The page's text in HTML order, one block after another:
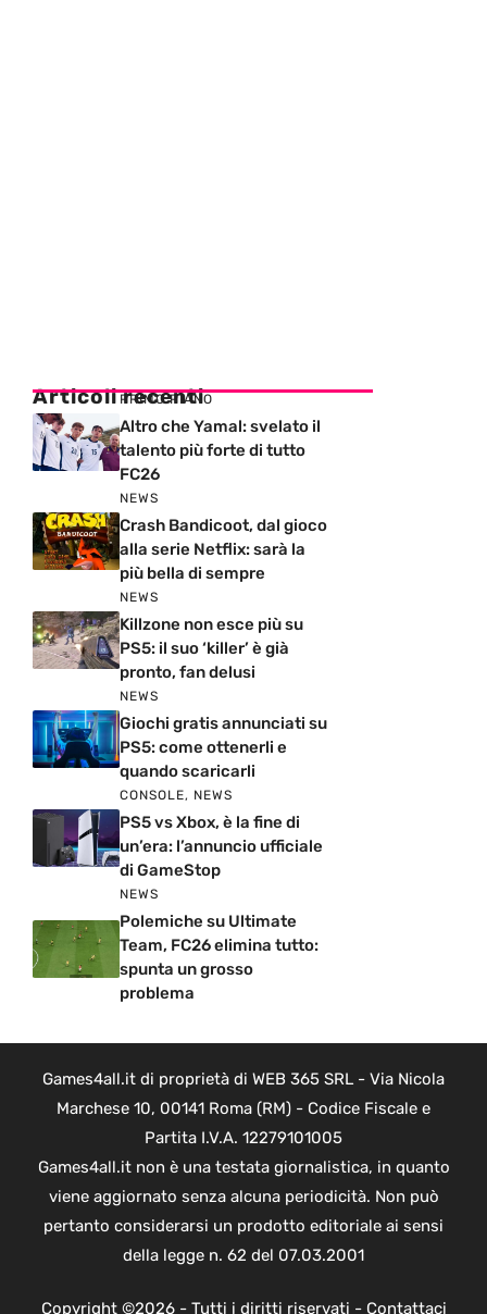
Articoli recenti
PRIMO PIANO
Altro che Yamal: svelato il
talento più forte di tutto
FC26
NEWS
Crash Bandicoot, dal gioco
alla serie Netflix: sarà la
più bella di sempre
NEWS
Killzone non esce più su
PS5: il suo ‘killer’ è già
pronto, fan delusi
NEWS
Giochi gratis annunciati su
PS5: come ottenerli e
quando scaricarli
CONSOLE, NEWS
PS5 vs Xbox, è la fine di
un’era: l’annuncio ufficiale
di GameStop
NEWS
Polemiche su Ultimate
Team, FC26 elimina tutto:
spunta un grosso
problema
Games4all.it di proprietà di WEB 365 SRL - Via Nicola
Marchese 10, 00141 Roma (RM) - Codice Fiscale e
Partita I.V.A. 12279101005
Games4all.it non è una testata giornalistica, in quanto
viene aggiornato senza alcuna periodicità. Non può
pertanto considerarsi un prodotto editoriale ai sensi
della legge n. 62 del 07.03.2001
Copyright ©2026 - Tutti i diritti riservati - Contattaci